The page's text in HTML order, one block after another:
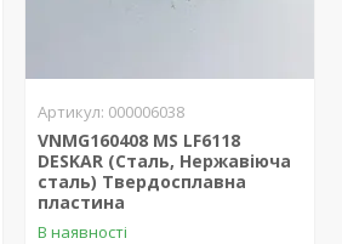
000006038
VNMG160408 MS LF6118
DESKAR (Сталь, Нержавіюча
сталь) Твердосплавна
пластина
В наявності